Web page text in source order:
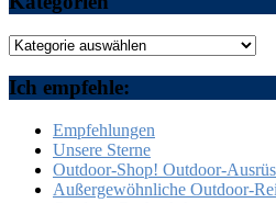
Kategorien
Ich empfehle:
Empfehlungen
Unsere Sterne
Outdoor-Shop! Outdoor-
Außergewöhnliche Outdoor-